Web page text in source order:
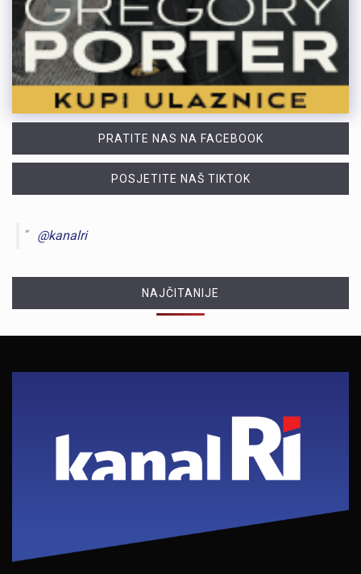
PRATITE NAS NA FACEBOOK
POSJETITE NAŠ TIKTOK
@kanalri
NAJČITANIJE